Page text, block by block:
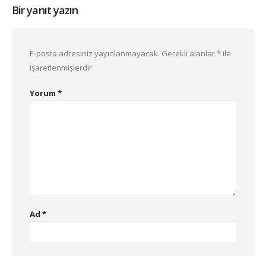
Bir yanıt yazın
E-posta adresiniz yayınlanmayacak. Gerekli alanlar* ile
işaretlenmişlerdir
Yorum *
Ad *